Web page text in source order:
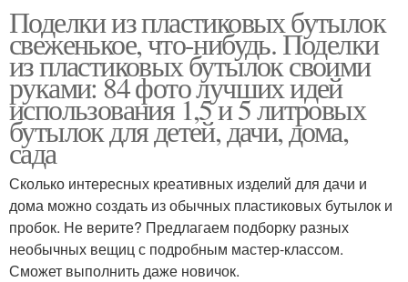
Поделки для
девятилеток
Бумажные поделки
Сложные поделки Поделки в садик
Поделки из пластилина Поделки в детский сад
Поделки из пластиковых бутылок
свеженькое, что-нибудь. Поделки
из пластиковых бутылок своими
руками: 84 фото лучших идей
использования 1,5 и 5 литровых
бутылок для детей, дачи, дома,
сада
Сколько интересных креативных изделий для дачи и
дома можно создать из обычных пластиковых бутылок и
пробок. Не верите? Предлагаем подборку разных
необычных вещиц с подробным мастер-классом.
Сможет выполнить даже новичок.